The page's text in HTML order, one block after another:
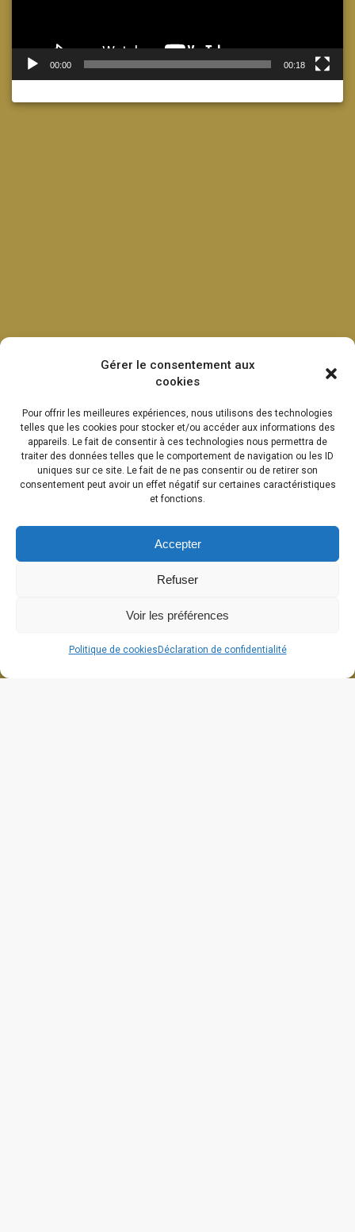
Gérer le consentement aux
cookies
Pour offrir les meilleures expériences, nous utilisons des technologies
telles que les cookies pour stocker et/ou accéder aux informations des
appareils. Le fait de consentir à ces technologies nous permettra de
traiter des données telles que le comportement de navigation ou les ID
uniques sur ce site. Le fait de ne pas consentir ou de retirer son
consentement peut avoir un effet négatif sur certaines caractéristiques
et fonctions.
Accepter
Refuser
Voir les préférences
Politique de cookies Déclaration de confidentialité
00:00 00:18